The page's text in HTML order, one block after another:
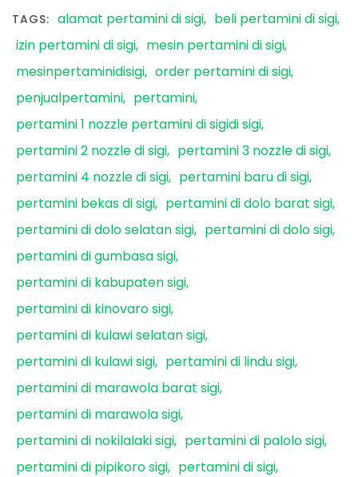
TAGS: alamat pertamini di sigi
beli pertamini di sigi
izin pertamini di sigi
mesin pertamini di sigi
mesinpertaminidisigi order pertamini di sigi
penjualpertamini
pertamini
pertamini 1 nozzle pertamini di sigidi sigi
pertamini 2 nozzle di sigi
pertamini 3 nozzle di sigi
pertamini 4 nozzle di sigi
pertamini baru di sigi
pertamini bekas di sigi
pertamini di dolo barat sigi
pertamini di dolo selatan sigi
pertamini di dolo sigi
pertamini di gumbasa sigi
pertamini di kabupaten sigi
pertamini di kinovaro sigi
pertamini di kulawi selatan sigi
pertamini di kulawi sigi
pertamini di lindu sigi
pertamini di marawola barat sigi
pertamini di marawola sigi
pertamini di nokilalaki sigi
pertamini di palolo sigi
pertamini di pipikoro sigi
pertamini di sigi